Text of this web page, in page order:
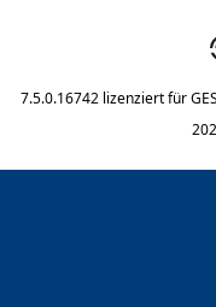
7.5.0.16742 lizenziert für